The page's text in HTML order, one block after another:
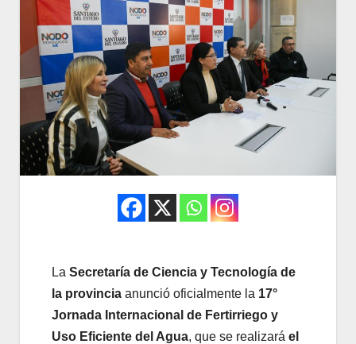
La Secretaría de Ciencia y Tecnología de
la provincia anunció oficialmente la 17°
Jornada Internacional de Fertirriego y
Uso Eficiente del Agua, que se realizará el